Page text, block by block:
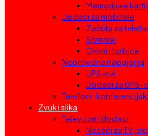
Memorijske
Dodaci za mobitele
Zaštita za
Sprejevi
Okviri i torbice
Neprekidna napajanja
UPS-ovi
Dodaci za UPS-
Telefoni i
Zvuk i slika
Televizori i dodaci
Nosači za TV,